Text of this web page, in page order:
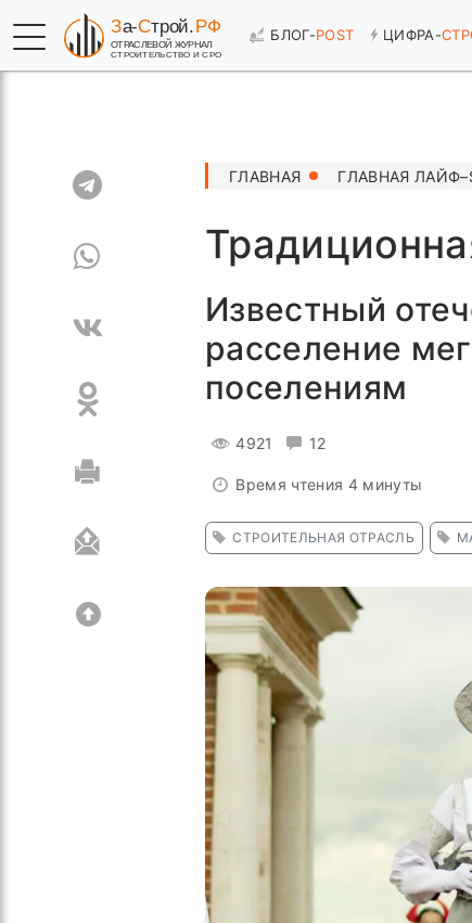
БЛОГ-POST ЦИФРА-
ГЛАВНАЯ ГЛАВНАЯ
Известный
расселение
поселениям
4921 12
Время чтения 4 минуты
СТРОИТЕЛЬНАЯ ОТРАСЛЬ